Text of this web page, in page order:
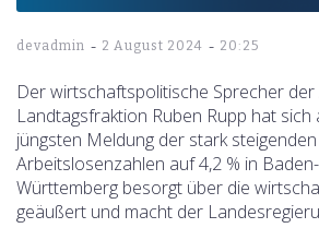
devadmin - 2 August 2024 - 20:25
Der wirtschaftspolitische Sprecher der
Landtagsfraktion Ruben Rupp hat sich
jüngsten Meldung der stark steigenden
Arbeitslosenzahlen auf 4,2 % in Baden-
Württemberg besorgt über die
geäußert und macht der